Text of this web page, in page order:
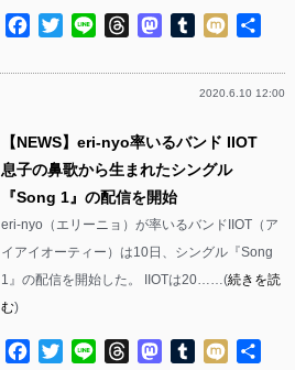
Facebook
TwitterLine ThreadsMastodon
Tumblr
Mixi
2020.6.10 12:00
【NEWS】eri-nyo率いるバンド IIOT
息子の鼻歌から生まれたシングル
『Song 1』の配信を開始
eri-nyo（エリーニョ）が率いるバンドIIOT（ア
イアイオーティー）は10日、シングル『Song
1』の配信を開始した。 IIOTは20……(続きを読
む)
Facebook
TwitterLine ThreadsMastodon
Tumblr
Mixi